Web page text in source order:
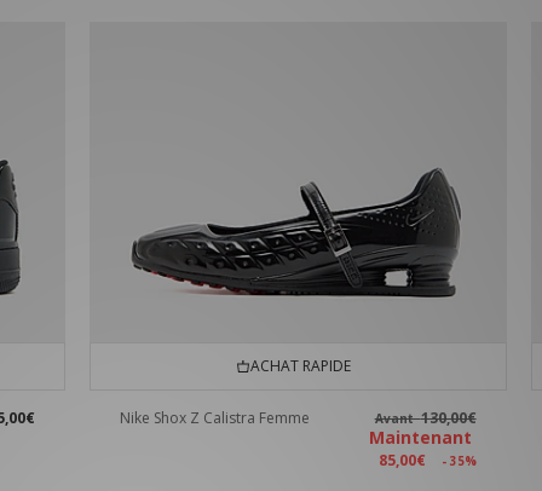
ACHAT RAPIDE
Nike Shox Z Calistra Femme Avant130,00€
Maintenant
85,00€ - 35%